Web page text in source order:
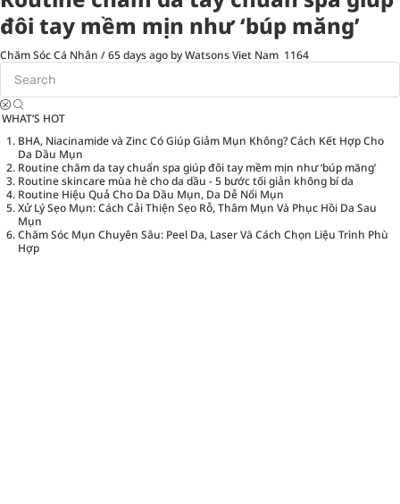
đôi tay mềm mịn như ‘búp măng’
Chăm Sóc Cá Nhân /65 days ago by Watsons Viet Nam 1164
WHAT’S HOT
BHA, Niacinamide và Zinc Có Giúp Giảm Mụn Không? Cách Kết Hợp Cho
Da Dầu Mụn
Routine chăm da tay chuẩn spa giúp đôi tay mềm mịn như ‘búp măng’
Routine skincare mùa hè cho da dầu - 5 bước tối giản không bí da
Routine Hiệu Quả Cho Da Dầu Mụn, Da Dễ Nổi Mụn
Xử Lý Sẹo Mụn: Cách Cải Thiện Sẹo Rỗ, Thâm Mụn Và Phục Hồi Da Sau
Mụn
Chăm Sóc Mụn Chuyên Sâu: Peel Da, Laser Và Cách Chọn Liệu Trình Phù
Hợp